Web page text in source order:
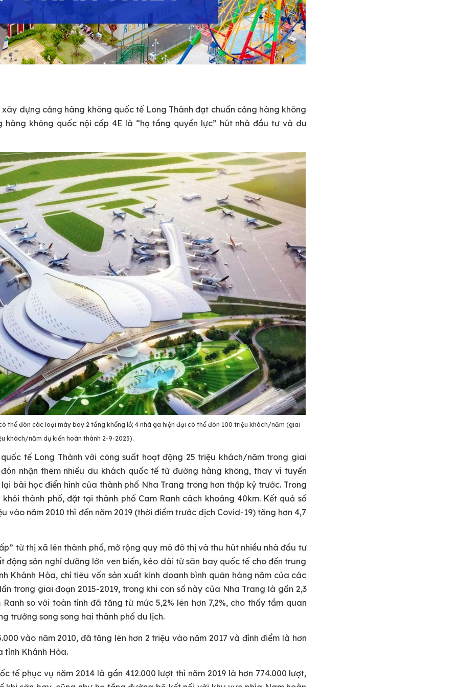
dựng cảng hàng không quốc tế Long Thành đạt chuẩn cảng hàng không
không quốc nội cấp 4E là “hạ tầng quyền lực” hút nhà đầu tư và du
thể đón các loại máy bay 2 tầng khổng lồ; 4 nhà ga hiện đại có thể đón 100 triệu khách/năm (giai
khách/năm dự kiến hoàn thành 2-9-2025).
tế Long Thành với công suất hoạt động 25 triệu khách/năm trong giai
nhận thêm nhiều du khách quốc tế từ đường hàng không, thay vì tuyến
bài học điển hình của thành phố Nha Trang trong hơn thập kỷ trước. Trong
thành phố, đặt tại thành phố Cam Ranh cách khoảng 40km. Kết quả số
năm 2010 thì đến năm 2019 (thời điểm trước dịch Covid-19) tăng hơn 4,7
từ thị xã lên thành phố, mở rộng quy mô đô thị và thu hút nhiều nhà đầu tư
sản nghỉ dưỡng lớn ven biển, kéo dài từ sân bay quốc tế cho đến trung
Khánh Hòa, chỉ tiêu vốn sản xuất kinh doanh bình quân hàng năm của các
trong giai đoạn 2015-2019, trong khi con số này của Nha Trang là gần 2,3
so với toàn tỉnh đã tăng từ mức 5,2% lên hơn 7,2%, cho thấy tầm quan
trưởng song song hai thành phố du lịch.
vào năm 2010, đã tăng lên hơn 2 triệu vào năm 2017 và đỉnh điểm là hơn
tỉnh Khánh Hòa.
tế phục vụ năm 2014 là gần 412.000 lượt thì năm 2019 là hơn 774.000 lượt,